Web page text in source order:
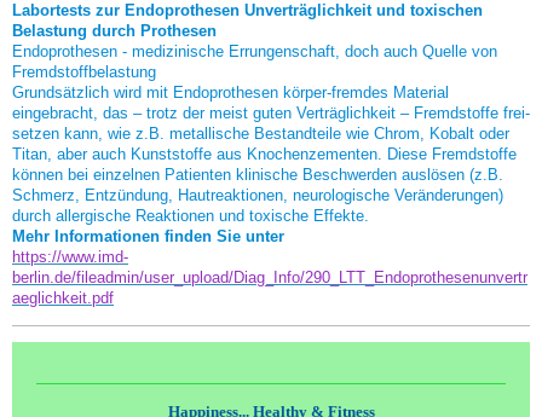
Labortests zur Endoprothesen Unverträglichkeit und toxischen
Belastung durch Prothesen
Endoprothesen - medizinische Errungenschaft, doch auch Quelle von
Fremdstoffbelastung
Grundsätzlich wird mit Endoprothesen körper-fremdes Material
eingebracht, das – trotz der meist guten Verträglichkeit – Fremdstoffe frei-
setzen kann, wie z.B. metallische Bestandteile wie Chrom, Kobalt oder
Titan, aber auch Kunststoffe aus Knochenzementen. Diese Fremdstoffe
können bei einzelnen Patienten klinische Beschwerden auslösen (z.B.
Schmerz, Entzündung, Hautreaktionen, neurologische Veränderungen)
durch allergische Reaktionen und toxische Effekte.
Mehr Informationen finden Sie unter
https://www.imd-
berlin.de/fileadmin/user_upload/Diag_Info/290_LTT_Endoprothesenunvertr
aeglichkeit.pdf
Happiness... Healthy & Fitness